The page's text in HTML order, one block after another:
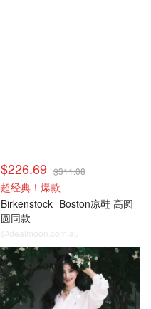
$226.69 $311.08
超经典！爆款
Birkenstock Boston凉鞋 高圆
圆同款
@dealmoon.com.au
Cettire